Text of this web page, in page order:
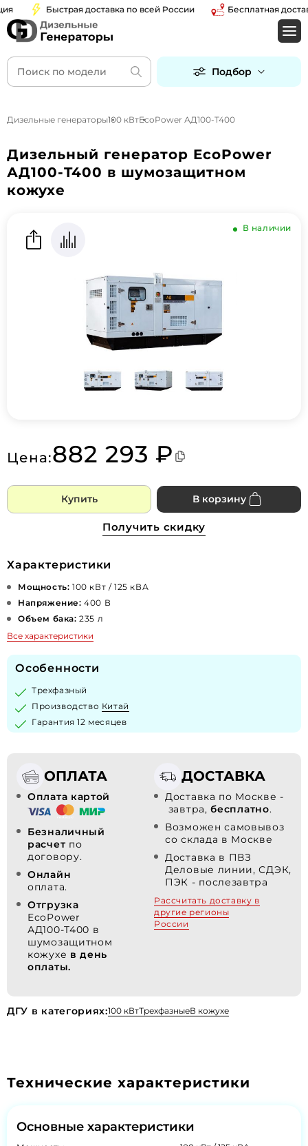
Быстрая доставка по всей России Бесплатная
Подбор
Дизельные генераторы100 кВтEcoPower АД100-T400
Дизельный генератор EcoPower
АД100-T400 в шумозащитном
кожухе
В наличии
Цена:882 293 ₽
Купить В корзину
Получить скидку
Характеристики
Мощность: 100 кВт / 125 кВА
Напряжение: 400 В
Объем бака: 235 л
Все характеристики
Особенности
Трехфазный
Производство Китай
Гарантия 12 месяцев
ОПЛАТА
Оплата картой
Безналичный
расчет по
договору.
Онлайн
оплата.
Отгрузка
EcoPower
АД100-T400 в
шумозащитном
кожухе в день
оплаты.
ДОСТАВКА
Доставка по Москве -
завтра,бесплатно.
Возможен самовывоз
со склада в Москве
Доставка в ПВЗ
Деловые линии, СДЭК,
ПЭК - послезавтра
Рассчитать доставку в
другие регионы
России
ДГУ в категориях:100 кВтТрехфазныеВ кожухе
Технические характеристики
Основные характеристики